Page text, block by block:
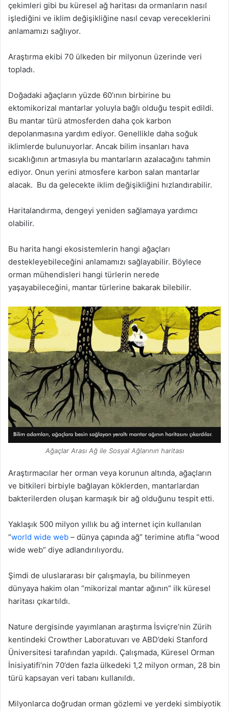
çekimleri gibi bu küresel ağ haritası da ormanların nasıl
işlediğini ve iklim değişikliğine nasıl cevap vereceklerini
anlamamızı sağlıyor.
Araştırma ekibi 70 ülkeden bir milyonun üzerinde veri
topladı.
Doğadaki ağaçların yüzde 60’ının birbirine bu
ektomikorizal mantarlar yoluyla bağlı olduğu tespit edildi.
Bu mantar türü atmosferden daha çok karbon
depolanmasına yardım ediyor. Genellikle daha soğuk
iklimlerde bulunuyorlar. Ancak bilim insanları hava
sıcaklığının artmasıyla bu mantarların azalacağını tahmin
ediyor. Onun yerini atmosfere karbon salan mantarlar
alacak. Bu da gelecekte iklim değişikliğini hızlandırabilir.
Haritalandırma, dengeyi yeniden sağlamaya yardımcı
olabilir.
Bu harita hangi ekosistemlerin hangi ağaçları
destekleyebileceğini anlamamızı sağlayabilir. Böylece
orman mühendisleri hangi türlerin nerede
yaşayabileceğini, mantar türlerine bakarak bilebilir.
Ağaçlar Arası Ağ ile Sosyal Ağlarının haritası
Araştırmacılar her orman veya korunun altında, ağaçların
ve bitkileri birbiyle bağlayan köklerden, mantarlardan
bakterilerden oluşan karmaşık bir ağ olduğunu tespit etti.
Yaklaşık 500 milyon yıllık bu ağ internet için kullanılan
“world wide web – dünya çapında ağ” terimine atıfla “wood
wide web” diye adlandırılıyordu.
Şimdi de uluslararası bir çalışmayla, bu bilinmeyen
dünyaya hakim olan “mikorizal mantar ağının” ilk küresel
haritası çıkartıldı.
Nature dergisinde yayımlanan araştırma İsviçre’nin Zürih
kentindeki Crowther Laboratuvarı ve ABD’deki Stanford
Üniversitesi tarafından yapıldı. Çalışmada, Küresel Orman
İnisiyatifi’nin 70’den fazla ülkedeki 1,2 milyon orman, 28 bin
türü kapsayan veri tabanı kullanıldı.
Milyonlarca doğrudan orman gözlemi ve yerdeki simbiyotik